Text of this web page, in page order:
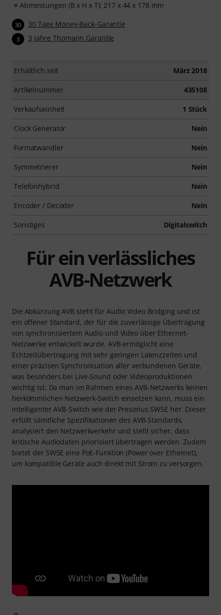
Abmessungen (B x H x T): 217 x 44 x 178 mm
30 30 Tage Money-Back-Garantie
3 3 Jahre Thomann Garantie
Erhältlich seit März 2018
Artikelnummer 435108
Verkaufseinheit 1 Stück
Clock Generator Nein
Formatwandler Nein
Symmetrierer Nein
Telefonhybrid Nein
Encoder / Decoder Nein
Sonstiges Digitalswitch
Für ein verlässliches
AVB-Netzwerk
Die Abkürzung AVB steht für Audio Video Bridging und ist
ein offener Standard, der für die zuverlässige Übertragung
von synchronisiertem Audio und Video über Ethernet-
Netzwerke entwickelt wurde. AVB ermöglicht eine
Echtzeitübertragung mit sehr geringen Latenzzeiten und
einer präzisen Synchronisation aller verbundenen Geräte,
was besonders bei Live-Sound oder Videoproduktionen
wichtig ist. Da man im Rahmen eines AVB-Netzwerks keinen
herkömmlichen Netzwerk-Switch einsetzen kann, muss ein
intelligenter AVB-Switch wie der Presonus SW5E her. Dieser
erfüllt sämtliche Spezifikationen des AVB-Standards,
analysiert den Netzwerkverkehr und stellt sicher, dass
kritische Audiodaten priorisiert übertragen werden. Zudem
bietet der SW5E eine PoE-Funktion (Power over Ethernet),
um kompatible Geräte auch direkt mit Strom zu versorgen.